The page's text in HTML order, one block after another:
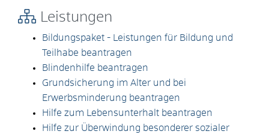
Leistungen
Bildungspaket - Leistungen für Bildung und
Teilhabe beantragen
Blindenhilfe beantragen
Grundsicherung im Alter und bei
Erwerbsminderung beantragen
Hilfe zum Lebensunterhalt beantragen
Hilfe zur Überwindung besonderer sozialer